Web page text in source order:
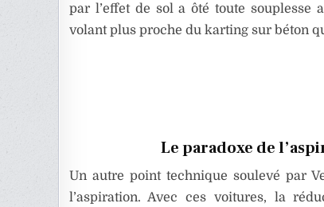
par l’effet de sol a ôté toute souplesse
volant plus proche du karting sur béton
Le paradoxe de
Un autre point technique soulevé par
l’aspiration. Avec ces voitures, la